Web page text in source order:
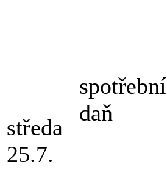
středa
25.7.
spotřební
daň